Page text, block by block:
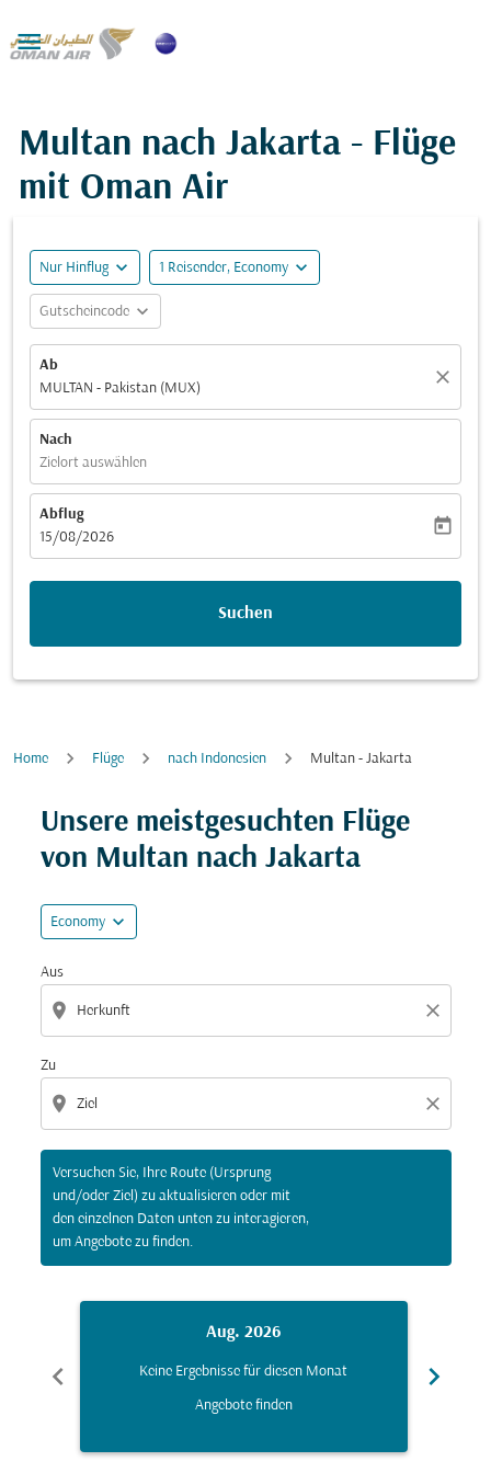

Multan nach Jakarta - Flüge
mit Oman Air
Nur Hinflug expand_more 1 Reisender, Economy expand_more
Gutscheincode expand_more
Ab
MULTAN - Pakistan (MUX)
close
Nach
Zielort auswählen
Abflug
fc-booking-departure-date-aria-label
15/08/2026
today
Suchen
Home Flüge nach Indonesien Multan - Jakarta
Unsere meistgesuchten Flüge
von Multan nach Jakarta
Economy expand_more
Aus
location_on close
Zu
location_on close
Versuchen Sie, Ihre Route (Ursprung
und/oder Ziel) zu aktualisieren oder mit
den einzelnen Daten unten zu interagieren,
um Angebote zu finden.
Versuchen Sie, Ihre Route (Ursprung und/oder Ziel)
chevron_left
Aug. 2026
Keine Ergebnisse für diesen Monat
Angebote finden
chevron_right